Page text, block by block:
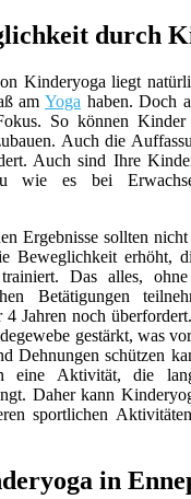
durch
Kinderyoga liegt
am Yoga haben. Doch
So können Kinder
Auch die
Auch sind Ihre
wie es bei
Ergebnisse sollten nicht
Beweglichkeit erhöht,
Das alles,
Betätigungen
Jahren noch
gestärkt, was
Dehnungen schützen
eine Aktivität, die
Daher kann
sportlichen
in